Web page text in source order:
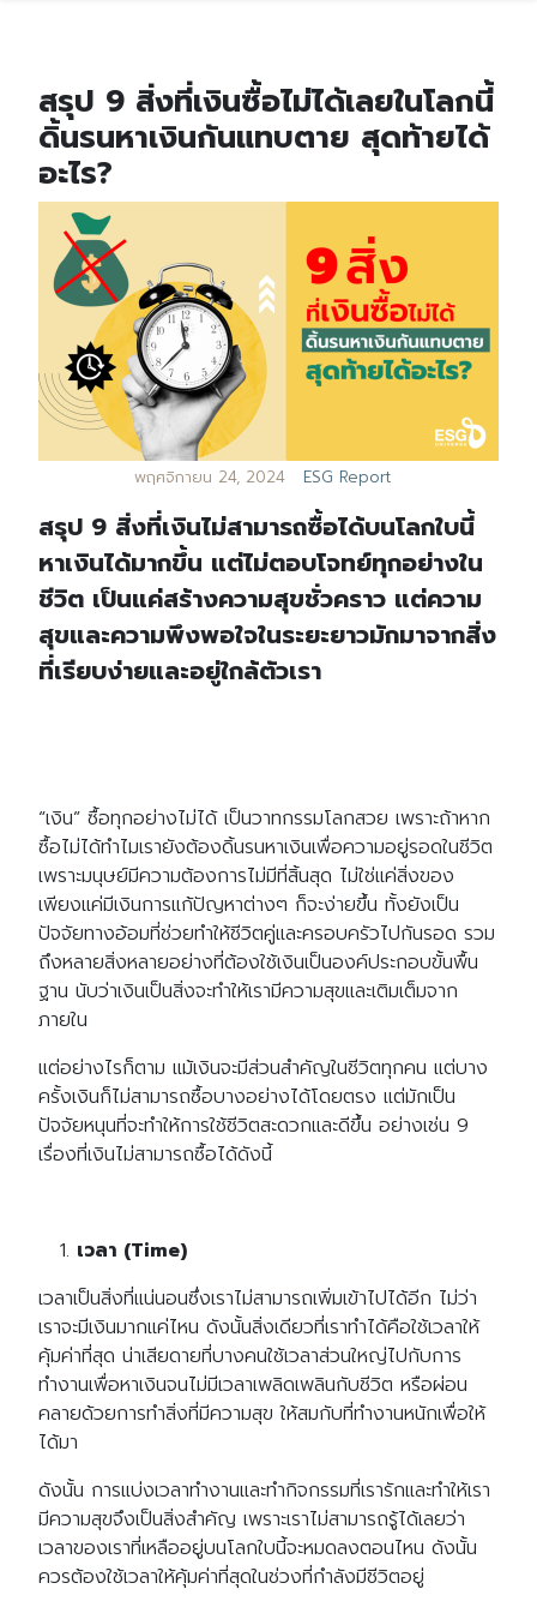
สรุป 9 สิ่งที่เงินซื้อไม่ได้เลยในโลกนี้
ดิ้นรนหาเงินกันแทบตาย สุดท้ายได้
อะไร?
พฤศจิกายน 24, 2024 ESG Report
สรุป 9 สิ่งที่เงินไม่สามารถซื้อได้บนโลกใบนี้
หาเงินได้มากขึ้น แต่ไม่ตอบโจทย์ทุกอย่างใน
ชีวิต เป็นแค่สร้างความสุขชั่วคราว แต่ความ
สุขและความพึงพอใจในระยะยาวมักมาจากสิ่ง
ที่เรียบง่ายและอยู่ใกล้ตัวเรา
“เงิน” ซื้อทุกอย่างไม่ได้ เป็นวาทกรรมโลกสวย เพราะถ้าหาก
ซื้อไม่ได้ทำไมเรายังต้องดิ้นรนหาเงินเพื่อความอยู่รอดในชีวิต
เพราะมนุษย์มีความต้องการไม่มีที่สิ้นสุด ไม่ใช่แค่สิ่งของ
เพียงแค่มีเงินการแก้ปัญหาต่างๆ ก็จะง่ายขึ้น ทั้งยังเป็น
ปัจจัยทางอ้อมที่ช่วยทำให้ชีวิตคู่และครอบครัวไปกันรอด รวม
ถึงหลายสิ่งหลายอย่างที่ต้องใช้เงินเป็นองค์ประกอบขั้นพื้น
ฐาน นับว่าเงินเป็นสิ่งจะทำให้เรามีความสุขและเติมเต็มจาก
ภายใน
แต่อย่างไรก็ตาม แม้เงินจะมีส่วนสำคัญในชีวิตทุกคน แต่บาง
ครั้งเงินก็ไม่สามารถซื้อบางอย่างได้โดยตรง แต่มักเป็น
ปัจจัยหนุนที่จะทำให้การใช้ชีวิตสะดวกและดีขึ้น อย่างเช่น 9
เรื่องที่เงินไม่สามารถซื้อได้ดังนี้
เวลา (Time)
เวลาเป็นสิ่งที่แน่นอนซึ่งเราไม่สามารถเพิ่มเข้าไปได้อีก ไม่ว่า
เราจะมีเงินมากแค่ไหน ดังนั้นสิ่งเดียวที่เราทำได้คือใช้เวลาให้
คุ้มค่าที่สุด น่าเสียดายที่บางคนใช้เวลาส่วนใหญ่ไปกับการ
ทำงานเพื่อหาเงินจนไม่มีเวลาเพลิดเพลินกับชีวิต หรือผ่อน
คลายด้วยการทำสิ่งที่มีความสุข ให้สมกับที่ทำงานหนักเพื่อให้
ได้มา
ดังนั้น การแบ่งเวลาทำงานและทำกิจกรรมที่เรารักและทำให้เรา
มีความสุขจึงเป็นสิ่งสำคัญ เพราะเราไม่สามารถรู้ได้เลยว่า
เวลาของเราที่เหลืออยู่บนโลกใบนี้จะหมดลงตอนไหน ดังนั้น
ควรต้องใช้เวลาให้คุ้มค่าที่สุดในช่วงที่กำลังมีชีวิตอยู่